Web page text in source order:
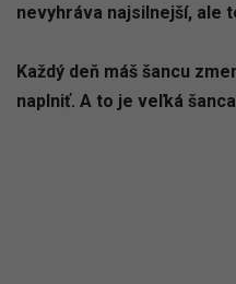
nevyhráva najsilnejší, ale
Každý deň máš šancu
naplniť. A to je veľká